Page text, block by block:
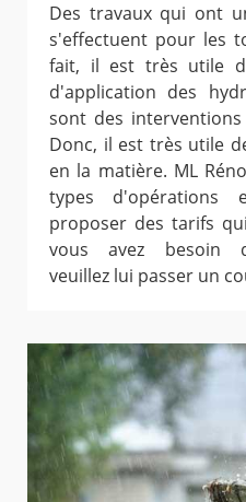
Des travaux qui ont
s'effectuent pour les
fait, il est très utile
d'application des
sont des
Donc, il est très utile
en la matière. ML
types d'opérations
proposer des tarifs
vous avez besoin
veuillez lui passer un